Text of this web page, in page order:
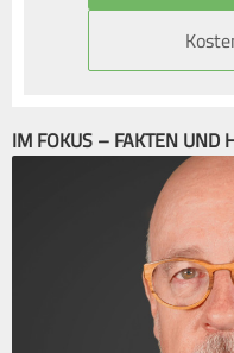
IM FOKUS – FAKTEN UND